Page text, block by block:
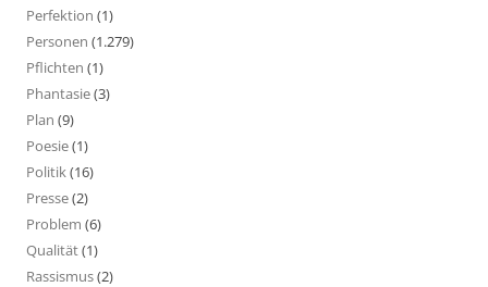
Perfektion (1)
Personen (1.279)
Pflichten (1)
Phantasie(3)
Plan (9)
Poesie(1)
Politik(16)
Presse(2)
Problem (6)
Qualität(1)
Rassismus(2)